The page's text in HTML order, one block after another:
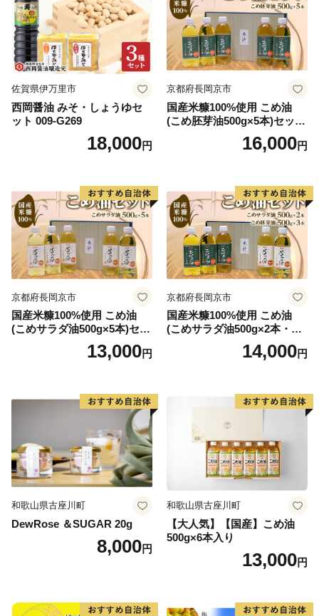
下呂市は、岐阜県の中東部に位置し、北は高山市、南は
加茂郡、西は郡上市、関市、東は中津川市と長野県に接
しています。
ほぼ中央を飛騨川が南へ流れ、西には馬瀬川があり、周
囲には霊峰御嶽山をはじめ一千メートルを越える急峻な
山々がそびえ、飛騨木曽川国定公園や県立自然公園など
また、飛騨川に沿って国道41号やJR高山本線が通り、
総面積851.21平方キロメートル
山林が全体の約9割を占め、河川に沿った平坦地とゆる
やかな斜面を利用して、農業地、商業地、住宅地などが
混在しています。
地目別では森林（91.05%）、農用地（1..50%）、宅地
（0.90%）、道路他（6.55%）となっています。
標高 最高 3,052.6メートル 最低 220メートル
佐賀県伊万里市
西岡醤油 みそ・しょうゆセ
ット 009-G269
18,000円
京都府長岡京市
国産米糠100%使用 こめ油
(こめ胚芽油500g×5本)セット
16,000円
京都府長岡京市
国産米糠100%使用 こめ油
(こめサラダ油500g×5本)セッ
13,000円
京都府長岡京市
国産米糠100%使用 こめ油
(こめサラダ油500g×2本・こ
め胚芽油500g×3本)セット [1
14,000円
和歌山県古座川町
DewRose ＆SUGAR 20g
8,000円
和歌山県古座川町
【大人気】【国産】こめ油
500g×6本入り
13,000円